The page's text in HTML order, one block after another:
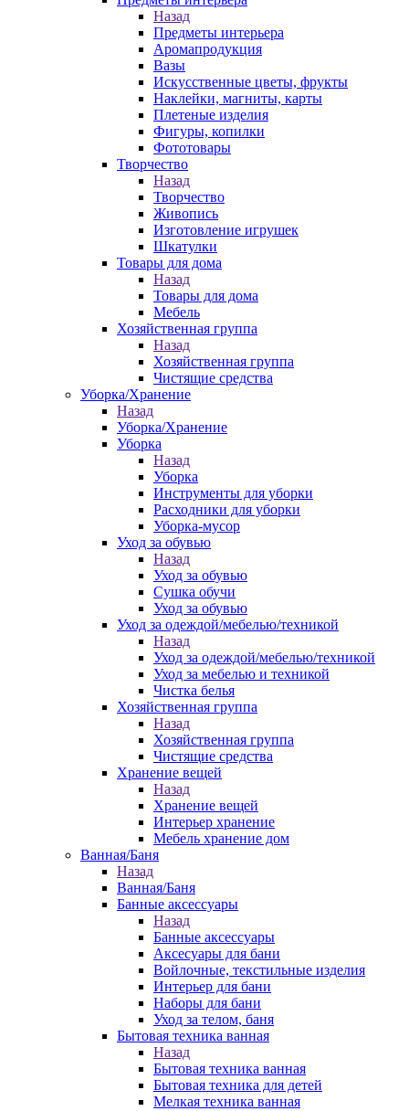
Назад
Предметы интерьера
Аромапродукция
Вазы
Искусственные цветы, фрукты
Наклейки, магниты, карты
Плетеные изделия
Фигуры, копилки
Фототовары
Творчество
Назад
Творчество
Живопись
Изготовление игрушек
Шкатулки
Товары для дома
Назад
Товары для дома
Мебель
Хозяйственная группа
Назад
Хозяйственная группа
Чистящие средства
Уборка/Хранение
Назад
Уборка/Хранение
Уборка
Назад
Уборка
Инструменты для уборки
Расходники для уборки
Уборка-мусор
Уход за обувью
Назад
Уход за обувью
Сушка обучи
Уход за обувью
Уход за одеждой/мебелью/техникой
Назад
Уход за одеждой/мебелью/техникой
Уход за мебелью и техникой
Чистка белья
Хозяйственная группа
Назад
Хозяйственная группа
Чистящие средства
Хранение вещей
Назад
Хранение вещей
Интерьер хранение
Мебель хранение дом
Ванная/Баня
Назад
Ванная/Баня
Банные аксессуары
Назад
Банные аксессуары
Аксесуары для бани
Войлочные, текстильные изделия
Интерьер для бани
Наборы для бани
Уход за телом, баня
Бытовая техника ванная
Назад
Бытовая техника ванная
Бытовая техника для детей
Мелкая техника ванная